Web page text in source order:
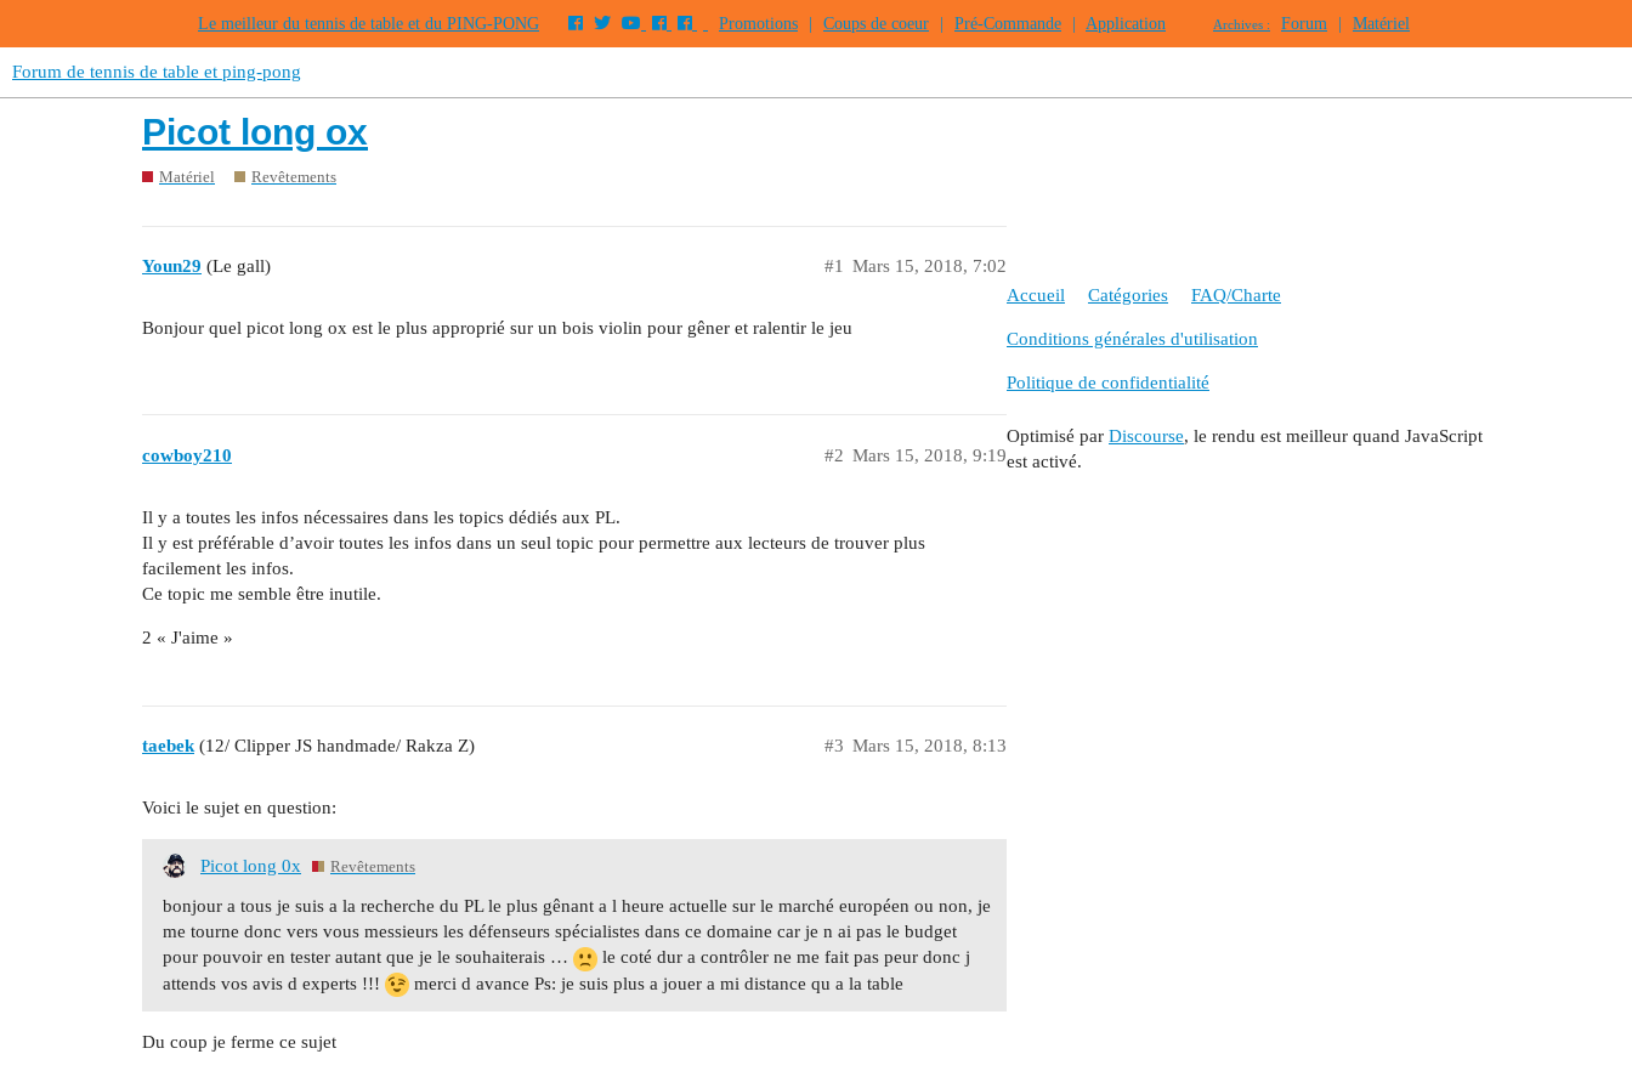
Le meilleur du tennis de table et du PING-PONG Promotions Coups de coeur Pré-Commande Application Archives : Forum Matériel
Forum de tennis de table et ping-pong
Picot long ox
Matériel Revêtements
Youn29 (Le gall) Mars 15, 2018, 7:02
#1
Bonjour quel picot long ox est le plus approprié sur un bois violin pour gêner et ralentir le jeu
cowboy210 Mars 15, 2018, 9:19
#2
Il y a toutes les infos nécessaires dans les topics dédiés aux PL.
Il y est préférable d’avoir toutes les infos dans un seul topic pour permettre aux lecteurs de trouver plus
facilement les infos.
Ce topic me semble être inutile.
2 « J'aime »
taebek (12/ Clipper JS handmade/ Rakza Z) Mars 15, 2018, 8:13
#3
Voici le sujet en question:
Picot long 0x Revêtements
bonjour a tous je suis a la recherche du PL le plus gênant a l heure actuelle sur le marché européen ou non, je
me tourne donc vers vous messieurs les défenseurs spécialistes dans ce domaine car je n ai pas le budget
pour pouvoir en tester autant que je le souhaiterais …
le coté dur a contrôler ne me fait pas peur donc j
attends vos avis d experts !!!
merci d avance Ps: je suis plus a jouer a mi distance qu a la table
Du coup je ferme ce sujet
Accueil Catégories FAQ/Charte
Conditions générales d'utilisation
Politique de confidentialité
Optimisé par Discourse, le rendu est meilleur quand JavaScript
est activé.